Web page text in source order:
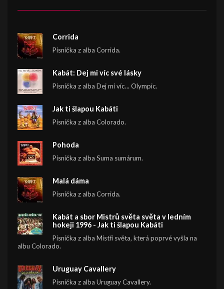
Corrida
Písnička z alba Corrida.
Kabát: Dej mi víc své lásky
Písnička z alba Dej mi víc... Olympic.
Jak ti šlapou Kabáti
Písnička z alba Colorado.
Pohoda
Písnička z alba Suma sumárum.
Malá dáma
Písnička z alba Corrida.
Kabát a sbor Mistrů světa světa v ledním
hokeji 1996 - Jak ti šlapou Kabáti
Písnička z alba Mistři světa, která poprvé vyšla na
albu Colorado.
Uruguay Cavallery
Písnička z alba Uruguay Cavallery.